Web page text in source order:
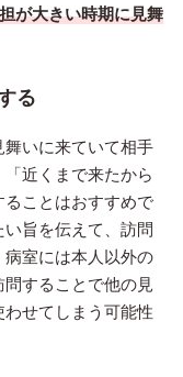
が大きい時期に見舞
る
いに来ていて相手
近くまで来たから
ことはおすすめで
旨を伝えて、訪問
室には本人以外の
することで他の見
せてしまう可能性